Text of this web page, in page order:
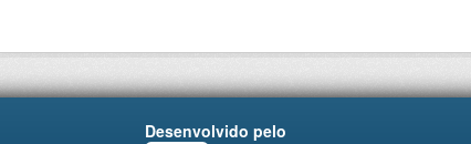
Desenvolvido pelo